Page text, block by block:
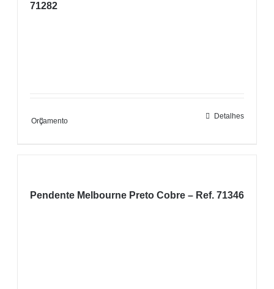
71282
Orçamento
Detalhes
Pendente Melbourne Preto Cobre – Ref. 71346